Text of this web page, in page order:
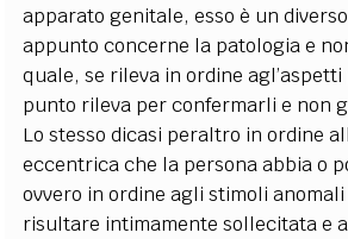
apparato genitale, esso è un
appunto concerne la patologia e
quale, se rileva in ordine
punto rileva per confermarli e non
Lo stesso dicasi peraltro in ordine
eccentrica che la persona abbia o
ovvero in ordine agli stimoli
risultare intimamente sollecitata e